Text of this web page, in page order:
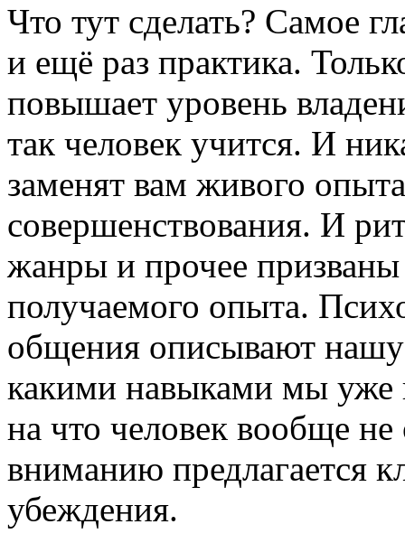
Что тут сделать? Самое
и ещё раз практика.
повышает уровень
так человек учится. И
заменят вам живого
совершенствования. И
жанры и прочее
получаемого опыта.
общения описывают
какими навыками мы уже
на что человек вообще
вниманию предлагается
убеждения.